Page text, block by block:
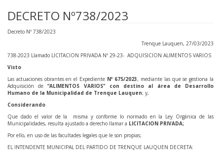
DECRETO Nº738/2023
Decreto Nº 738/2023
Trenque Lauquen, 27/03/2023
738-2023 Llamado LICITACION PRIVADA Nº 29-23- ADQUISICION ALIMENTOS VARIOS
Visto
Las actuaciones obrantes en el Expediente Nº 675/2023, mediante las que se gestiona la
Adquisición de“ALIMENTOS VARIOS" con destino al área de Desarrollo
Humano de la Municipalidad de Trenque Lauquen; y,
Considerando
Que dado el valor de la misma y conforme lo normado en la Ley Orgánica de las
Municipalidades, resulta ajustado a derecho llamar a LICITACION PRIVADA;
Por ello, en uso de las facultades legales que le son propias;
EL INTENDENTE MUNICIPAL DEL PARTIDO DE TRENQUE LAUQUEN DECRETA: